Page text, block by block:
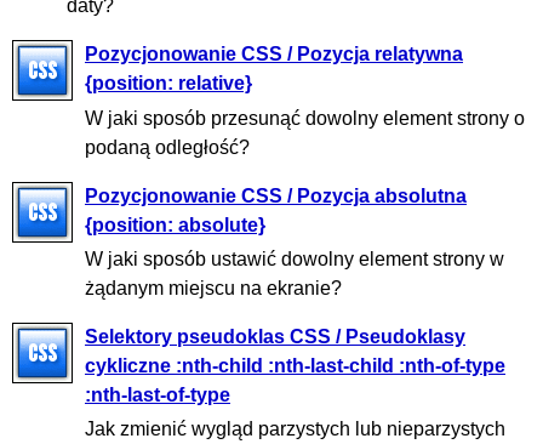
daty?
Pozycjonowanie CSS / Pozycja relatywna
{position: relative}
W jaki sposób przesunąć dowolny element strony o
podaną odległość?
Pozycjonowanie CSS / Pozycja absolutna
{position: absolute}
W jaki sposób ustawić dowolny element strony w
żądanym miejscu na ekranie?
Selektory pseudoklas CSS / Pseudoklasy
cykliczne :nth-child :nth-last-child :nth-of-type
:nth-last-of-type
Jak zmienić wygląd parzystych lub nieparzystych